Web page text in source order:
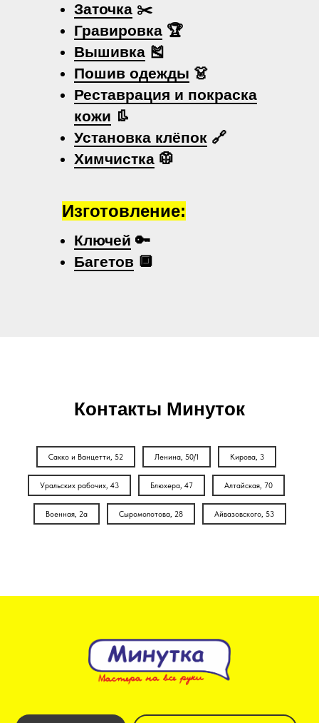
Заточка ✂️
Гравировка 🏆
Вышивка 🎽
Пошив одежды 👗
Реставрация и покраска
кожи 👢
Установка клёпок 🔗
Химчистка 🥼
Ключей 🔑
Багетов 🔲
Изготовление:
Контакты Минуток
Сакко и Ванцетти, 52 Ленина, 50/1 Кирова, 3
Уральских рабочих, 43 Блюхера, 47 Алтайская, 70
Военная, 2а Сыромолотова, 28 Айвазовского, 53